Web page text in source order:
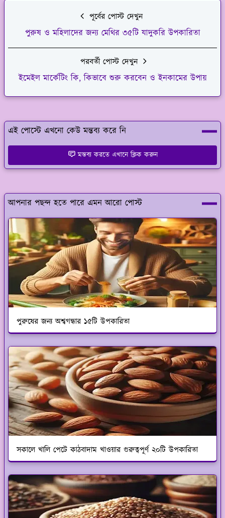
পূর্বের পোস্ট দেখুন
পুরুষ ও মহিলাদের জন্য মেথির ৩৫টি যাদুকরি উপকারিতা
পরবর্তী পোস্ট দেখুন
ইমেইল মার্কেটিং কি, কিভাবে শুরু করবেন ও ইনকামের উপায়
এই পোস্টে এখনো কেউ মন্তব্য করে নি
মন্তব্য করতে এখানে ক্লিক করুন
আপনার পছন্দ হতে পারে এমন আরো পোস্ট
পুরুষের জন্য অশ্বগন্ধার ১৫টি উপকারিতা
সকালে খালি পেটে কাঠবাদাম খাওয়ার গুরুত্বপূর্ণ ২০টি উপকারিতা